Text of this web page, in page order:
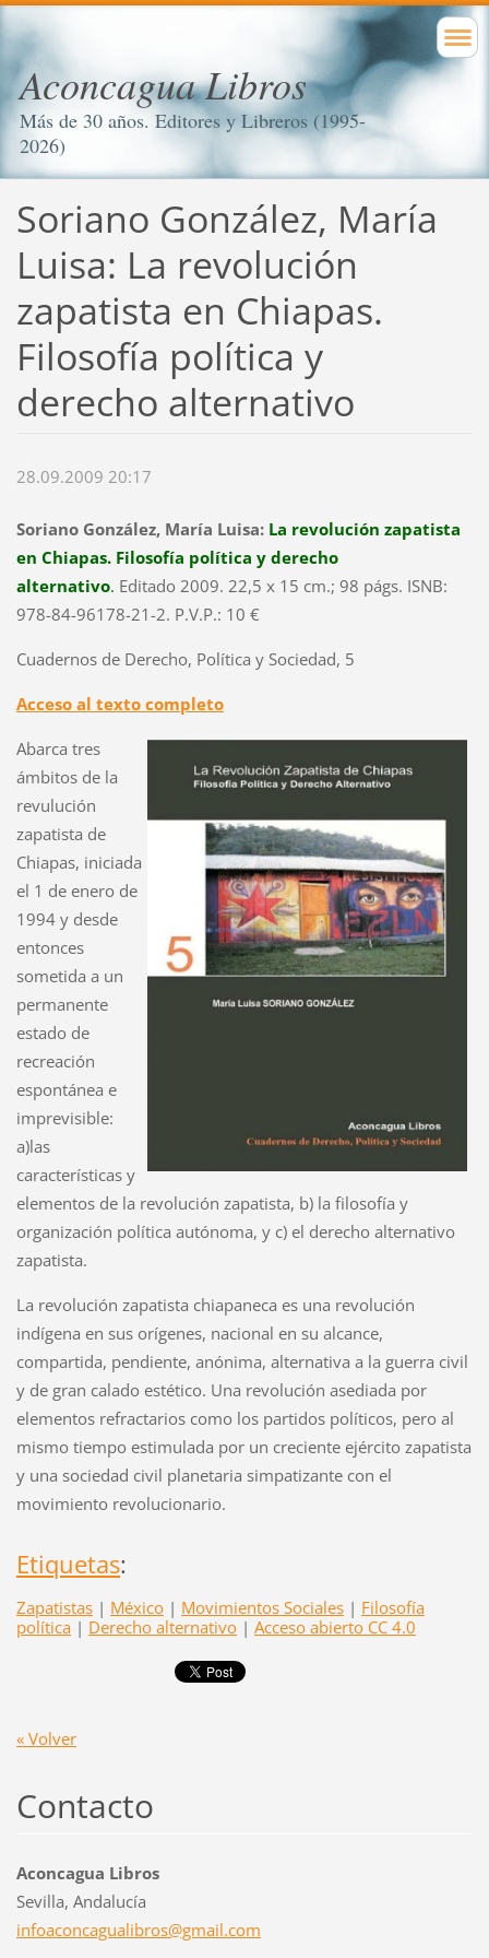
Aconcagua Libros
Más de 30 años. Editores y Libreros (1995-
2026)
Soriano González, María
Luisa: La revolución
zapatista en Chiapas.
Filosofía política y
derecho alternativo
28.09.2009 20:17
Soriano González, María Luisa: La revolución zapatista
en Chiapas. Filosofía política y derecho
alternativo. Editado 2009. 22,5 x 15 cm.; 98 págs. ISNB:
978-84-96178-21-2. P.V.P.: 10 €
Cuadernos de Derecho, Política y Sociedad, 5
Acceso al texto completo
Abarca tres
ámbitos de la
revulución
zapatista de
Chiapas, iniciada
el 1 de enero de
1994 y desde
entonces
sometida a un
permanente
estado de
recreación
espontánea e
imprevisible:
a)las
características y
elementos de la revolución zapatista, b) la filosofía y
organización política autónoma, y c) el derecho alternativo
zapatista.
La revolución zapatista chiapaneca es una revolución
indígena en sus orígenes, nacional en su alcance,
compartida, pendiente, anónima, alternativa a la guerra civil
y de gran calado estético. Una revolución asediada por
elementos refractarios como los partidos políticos, pero al
mismo tiempo estimulada por un creciente ejército zapatista
y una sociedad civil planetaria simpatizante con el
movimiento revolucionario.
Etiquetas:
Zapatistas | México | Movimientos Sociales | Filosofía
política | Derecho alternativo | Acceso abierto CC 4.0
« Volver
Contacto
Aconcagua Libros
Sevilla, Andalucía
infoaconcagualibros@gmail.com